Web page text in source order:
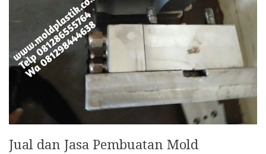
Jual dan Jasa Pembuatan Mold